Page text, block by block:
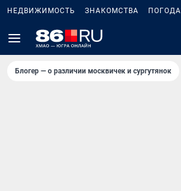
НЕДВИЖИМОСТЬ ЗНАКОМСТВА ПОГОДА
Блогер — о различии москвичек и сургутянок